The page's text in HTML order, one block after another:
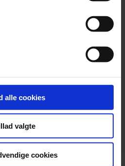
alle cookies
valgte
cookies
Leonard Bernstein Award